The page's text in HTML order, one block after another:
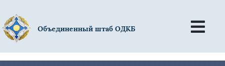
Объединенный штаб ОДКБ